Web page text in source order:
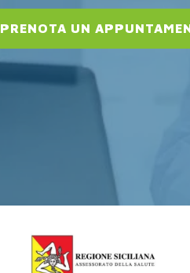
PRENOTA UN